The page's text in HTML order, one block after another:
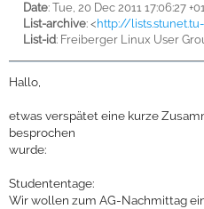
Date: Tue, 20 Dec 2011 17:06:27
List-archive: <http://
List-id: Freiberger Linux User
Hallo,
etwas verspätet eine kurze
besprochen
wurde:
Studententage:
Wir wollen zum AG-Nachmittag